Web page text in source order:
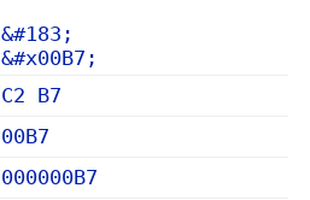
&#183;
&#x00B7;
C2 B7
00B7
000000B7